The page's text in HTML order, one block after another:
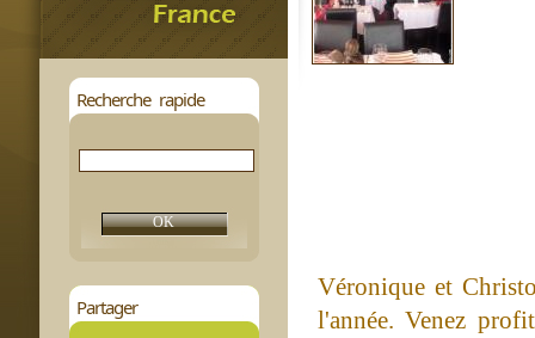
Recherche rapide
Partager
Véronique et
l'année. Venez